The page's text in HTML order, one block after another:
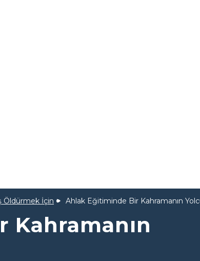
Öldürmek İçin Ahlak Eğitiminde Bir Kahramanın